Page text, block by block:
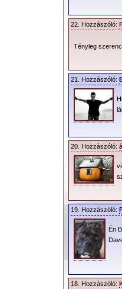
22. Hozzászóló:
Tényleg
21. Hozzászóló:
20. Hozzászóló:
19. Hozzászóló:
Én
18. Hozzászóló: